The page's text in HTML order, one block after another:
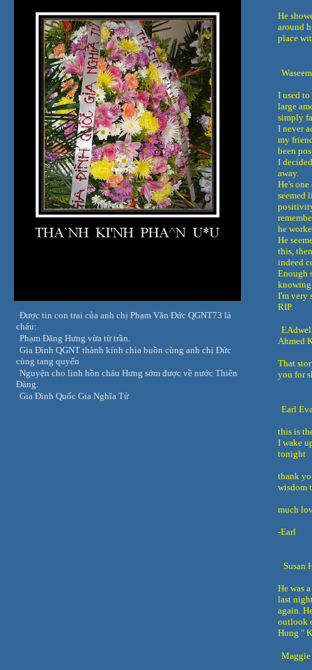
Được tin con trai của anh chị Phạm Văn Đức QGNT73 là
cháu:
Phạm Đăng Hưng vừa từ trần.
Gia Đình QGNT thành kính chia buồn cùng anh chị Đức
cùng tang quyến
Nguyện cho linh hồn cháu Hưng sớm được về nước Thiên
Đàng.
Gia Đình Quốc Gia Nghĩa Tử
He
around
place
I used
large
simply
I never
my
been
I
away.
He's
seemed
he
He
this,
indeed
Enough
I'm very
RIP.
Ahmed
That
you for
Earl
this is
I wake
tonight
thank
wisdom
much
-Earl
Susan
He was
last
again.
outlook
Hung "
Maggie